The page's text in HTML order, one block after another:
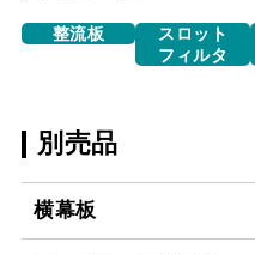
整流板
スロット
フィルタ
別売品
横幕板